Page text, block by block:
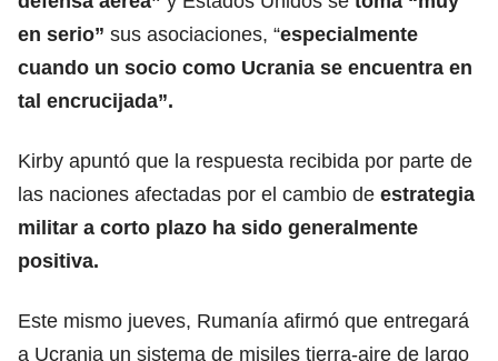
en serio” sus asociaciones, “especialmente
cuando un socio como Ucrania se encuentra en
tal encrucijada”.
Kirby apuntó que la respuesta recibida por parte de
las naciones afectadas por el cambio de estrategia
militar a corto plazo ha sido generalmente
positiva.
Este mismo jueves, Rumanía afirmó que entregará
a Ucrania un sistema de misiles tierra-aire de largo